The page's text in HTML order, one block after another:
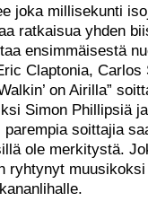
joka millisekunti
ratkaisua yhden
ensimmäisestä
Claptonia, Carlos
on Airilla”
Simon Phillipsiä
soittajia
ole merkitystä.
ryhtynyt